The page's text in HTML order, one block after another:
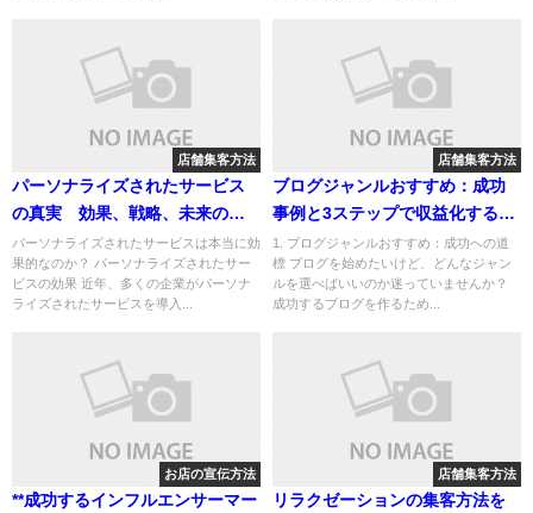
店舗集客方法
パーソナライズされたサービス
の真実 効果、戦略、未来の展
望
パーソナライズされたサービスは本当に効
果的なのか？ パーソナライズされたサー
ビスの効果 近年、多くの企業がパーソナ
ライズされたサービスを導入...
店舗集客方法
ブログジャンルおすすめ：成功
事例と3ステップで収益化する方
法
1. ブログジャンルおすすめ：成功への道
標 ブログを始めたいけど、どんなジャン
ルを選べばいいのか迷っていませんか？
成功するブログを作るため...
お店の宣伝方法
**成功するインフルエンサーマー
店舗集客方法
リラクゼーションの集客方法を